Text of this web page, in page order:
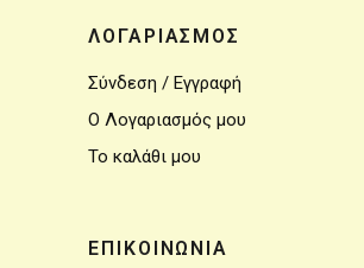
ΛΟΓΑΡΙΑΣΜΟΣ
Σύνδεση / Εγγραφή
Ο Λογαριασμός μου
Το καλάθι μου
ΕΠΙΚΟΙΝΩΝΙΑ